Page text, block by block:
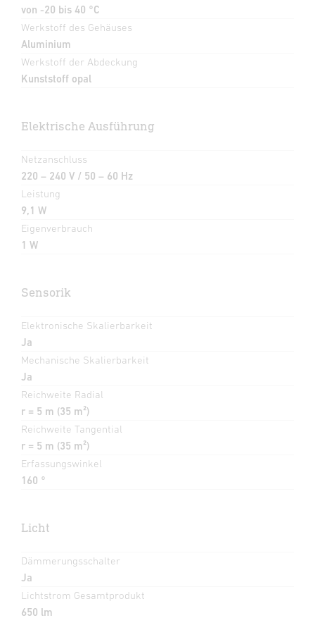
von -20 bis 40 °C
Werkstoff des Gehäuses
Aluminium
Werkstoff der Abdeckung
Kunststoff opal
Elektrische Ausführung
Netzanschluss
220 – 240 V / 50 – 60 Hz
Leistung
9,1 W
Eigenverbrauch
1 W
Sensorik
Elektronische Skalierbarkeit
Ja
Mechanische Skalierbarkeit
Ja
Reichweite Radial
r = 5 m (35 m²)
Reichweite Tangential
r = 5 m (35 m²)
Erfassungswinkel
160 °
Licht
Dämmerungsschalter
Ja
Lichtstrom Gesamtprodukt
650 lm